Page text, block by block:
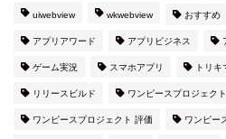
uiwebview wkwebview おすすめ
アプリアワード アプリビジネス
ゲーム実況 スマホアプリ トリキ
リリースビルド ワンピースプロジェク
ワンピースプロジェクト 評価 ワンピー